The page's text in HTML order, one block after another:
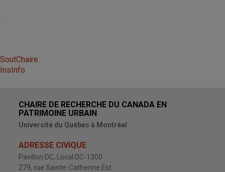
SoutChaire
InsInfo
CHAIRE DE RECHERCHE DU CANADA EN
PATRIMOINE URBAIN
Université du Québec à Montréal
ADRESSE CIVIQUE
Pavillon DC, Local DC-1300
279, rue Sainte-Catherine Est